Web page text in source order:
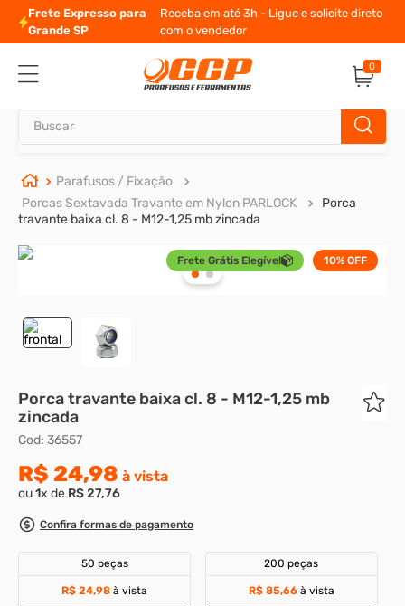
Frete Expresso para
Grande SP
Receba em até 3h - Ligue e solicite direto
com o vendedor
0
Parafusos / Fixação
Porcas Sextavada Travante em Nylon PARLOCK
Porca
travante baixa cl. 8 - M12-1,25 mb zincada
Frete Grátis Elegível 10% OFF
Porca travante baixa cl. 8 - M12-1,25 mb
zincada
Cod: 36557
R$ 24,98 à vista
ou1x de R$27,76
Confira formas de pagamento
50 peças
R$ 24,98 à vista
200 peças
R$ 85,66à vista
TERMOS MAIS BUSCADOS
1º
parafuso allen
5º
arruela
7º
sextavado
8º
parafuso allen 5
9º
rodizio
10 º presto